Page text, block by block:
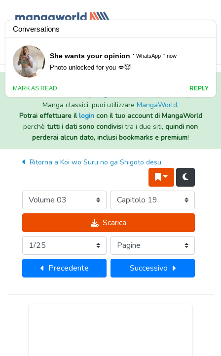
Manga classici, puoi utilizzare MangaWorld.
Potrai effettuare illogincon il tuo account di MangaWorld
perchè tutti i dati sono condivisi tra i due siti, quindi non
perderai alcun dato, inclusi bookmarks e premium!
Ritorna a Koi wo Suru no ga Shigoto desu
Scarica
Precedente Successivo